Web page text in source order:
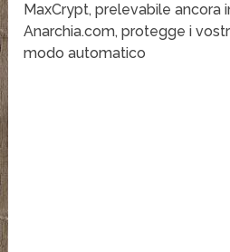
MaxCrypt, prelevabile ancora
Anarchia.com, protegge i
modo automatico